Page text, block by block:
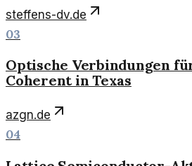
steffens-dv.de
03
Optische Verbindungen
Coherent in Texas
azgn.de
04